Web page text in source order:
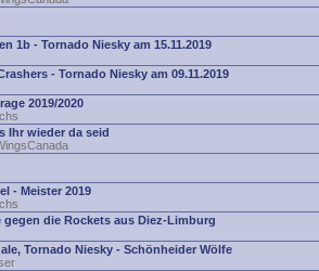
1b - Tornado Niesky am 15.11.2019
- Tornado Niesky am 09.11.2019
2019/2020
Ihr wieder da seid
- Meister 2019
gegen die Rockets aus Diez-Limburg
Tornado Niesky - Schönheider Wölfe